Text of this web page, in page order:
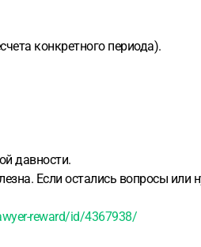
конкретного периода).
давности.
Если остались вопросы или
reward/id/4367938/